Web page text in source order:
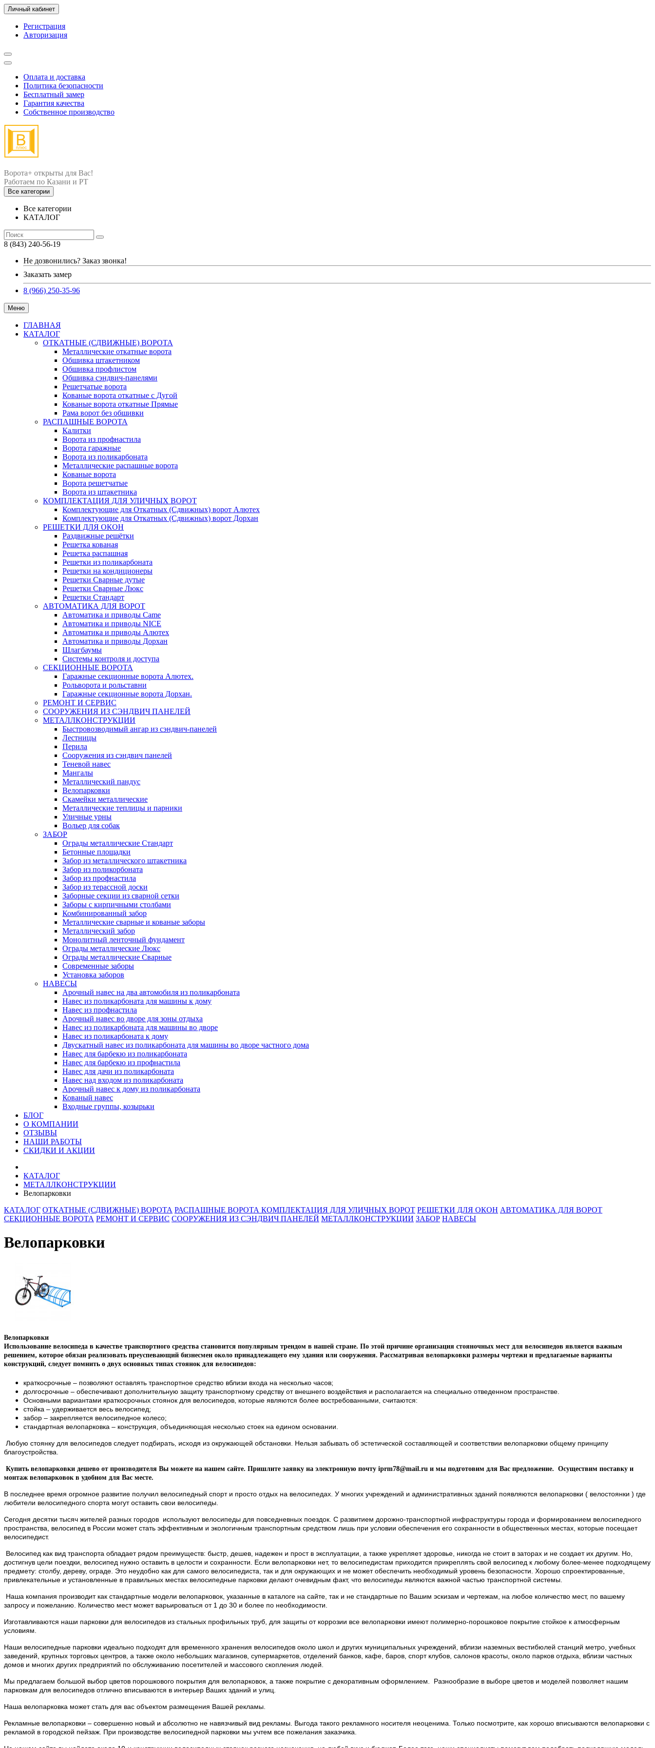
Личный кабинет
Регистрация
Авторизация
Оплата и доставка
Политика безопасности
Бесплатный замер
Гарантия качества
Собственное производство
Ворота+ открыты для Вас!
Все категории
Все категории
КАТАЛОГ
8 (843) 240-56-19
Не дозвонились? Заказ звонка!
Заказать замер
8 (966) 250-35-96
Меню
ГЛАВНАЯ
КАТАЛОГ
ОТКАТНЫЕ (СДВИЖНЫЕ) ВОРОТА
Металлические откатные ворота
Обшивка штакетником
Обшивка профлистом
Обшивка сэндвич-панелями
Решетчатые ворота
Кованые ворота откатные с Дугой
Кованые ворота откатные Прямые
Рама ворот без обшивки
РАСПАШНЫЕ ВОРОТА
Калитки
Ворота из профнастила
Ворота гаражные
Ворота из поликарбоната
Металлические распашные ворота
Кованые ворота
Ворота решетчатые
Ворота из штакетника
КОМПЛЕКТАЦИЯ ДЛЯ УЛИЧНЫХ ВОРОТ
Комплектующие для Откатных (Сдвижных) ворот Алютех
Комплектующие для Откатных (Сдвижных) ворот Дорхан
РЕШЕТКИ ДЛЯ ОКОН
Раздвижные решётки
Решетка кованая
Решетка распашная
Решетки из поликарбоната
Решетки на кондиционеры
Решетки Сварные дутые
Решетки Сварные Люкс
Решетки Стандарт
АВТОМАТИКА ДЛЯ ВОРОТ
Автоматика и приводы Came
Автоматика и приводы NICE
Автоматика и приводы Алютех
Автоматика и приводы Дорхан
Шлагбаумы
Системы контроля и доступа
СЕКЦИОННЫЕ ВОРОТА
Гаражные секционные ворота Алютех.
Рольворота и рольставни
Гаражные секционные ворота Дорхан.
РЕМОНТ И СЕРВИС
СООРУЖЕНИЯ ИЗ СЭНДВИЧ ПАНЕЛЕЙ
МЕТАЛЛКОНСТРУКЦИИ
Быстровозводимый ангар из сэндвич-панелей
Лестницы
Перила
Сооружения из сэндвич панелей
Теневой навес
Мангалы
Металлический пандус
Велопарковки
Скамейки металлические
Металлические теплицы и парники
Уличные урны
Вольер для собак
ЗАБОР
Ограды металлические Стандарт
Бетонные площадки
Забор из металлического штакетника
Забор из поликорбоната
Забор из профнастила
Забор из терассной доски
Заборные секции из сварной сетки
Заборы с кирпичными столбами
Комбинированный забор
Металлические сварные и кованые заборы
Металлический забор
Монолитный ленточный фундамент
Ограды металлические Люкс
Ограды металлические Сварные
Современные заборы
Установка заборов
НАВЕСЫ
Арочный навес на два автомобиля из поликарбоната
Навес из поликарбоната для машины к дому
Навес из профнастила
Арочный навес во дворе для зоны отдыха
Навес из поликарбоната для машины во дворе
Навес из поликарбоната к дому
Двускатный навес из поликарбоната для машины во дворе частного дома
Навес для барбекю из поликарбоната
Навес для барбекю из профнастила
Навес для дачи из поликарбоната
Навес над входом из поликарбоната
Арочный навес к дому из поликарбоната
Кованый навес
Входные группы, козырьки
БЛОГ
О КОМПАНИИ
ОТЗЫВЫ
НАШИ РАБОТЫ
СКИДКИ И АКЦИИ
КАТАЛОГ
МЕТАЛЛКОНСТРУКЦИИ
Велопарковки
КАТАЛОГ ОТКАТНЫЕ (СДВИЖНЫЕ) ВОРОТА РАСПАШНЫЕ ВОРОТА КОМПЛЕКТАЦИЯ ДЛЯ УЛИЧНЫХ ВОРОТ РЕШЕТКИ ДЛЯ ОКОН АВТОМАТИКА ДЛЯ ВОРОТ
СЕКЦИОННЫЕ ВОРОТА РЕМОНТ И СЕРВИС СООРУЖЕНИЯ ИЗ СЭНДВИЧ ПАНЕЛЕЙ МЕТАЛЛКОНСТРУКЦИИ ЗАБОР НАВЕСЫ
Велопарковки
Велопарковки
Использование велосипеда в качестве транспортного средства становится популярным трендом в нашей стране. По этой причине организация стояночных мест для велосипедов является важным
решением, которое обязан реализовать преуспевающий бизнесмен около принадлежащего ему здания или сооружения. Рассматривая велопарковки размеры чертежи и предлагаемые варианты
конструкций, следует помнить о двух основных типах стоянок для велосипедов:
краткосрочные – позволяют оставлять транспортное средство вблизи входа на несколько часов;
долгосрочные – обеспечивают дополнительную защиту транспортному средству от внешнего воздействия и располагается на специально отведенном пространстве.
Основными вариантами краткосрочных стоянок для велосипедов, которые являются более востребованными, считаются:
стойка – удерживается весь велосипед;
забор – закрепляется велосипедное колесо;
стандартная велопарковка – конструкция, объединяющая несколько стоек на едином основании.
Любую стоянку для велосипедов следует подбирать, исходя из окружающей обстановки. Нельзя забывать об эстетической составляющей и соответствии велопарковки общему принципу
благоустройства.
Купить велопарковки дешево от производителя Вы можете на нашем сайте. Пришлите заявку на электронную почту iprm78@mail.ru и мы подготовим для Вас предложение. Осуществим поставку и
монтаж велопарковок в удобном для Вас месте.
В последнее время огромное развитие получил велосипедный спорт и просто отдых на велосипедах. У многих учреждений и административных зданий появляются велопарковки ( велостоянки ) где
любители велосипедного спорта могут оставить свои велосипеды.
Сегодня десятки тысяч жителей разных городов используют велосипеды для повседневных поездок. С развитием дорожно-транспортной инфраструктуры города и формированием велосипедного
пространства, велосипед в России может стать эффективным и экологичным транспортным средством лишь при условии обеспечения его сохранности в общественных местах, которые посещает
велосипедист.
Велосипед как вид транспорта обладает рядом преимуществ: быстр, дешев, надежен и прост в эксплуатации, а также укрепляет здоровье, никогда не стоит в заторах и не создает их другим. Но,
достигнув цели поездки, велосипед нужно оставить в целости и сохранности. Если велопарковки нет, то велосипедистам приходится прикреплять свой велосипед к любому более-менее подходящему
предмету: столбу, дереву, ограде. Это неудобно как для самого велосипедиста, так и для окружающих и не может обеспечить необходимый уровень безопасности. Хорошо спроектированные,
привлекательные и установленные в правильных местах велосипедные парковки делают очевидным факт, что велосипеды являются важной частью транспортной системы.
Наша компания производит как стандартные модели велопарковок, указанные в каталоге на сайте, так и не стандартные по Вашим эскизам и чертежам, на любое количество мест, по вашему
запросу и пожеланию. Количество мест может варьироваться от 1 до 30 и более по необходимости.
Изготавливаются наши парковки для велосипедов из стальных профильных труб, для защиты от коррозии все велопарковки имеют полимерно-порошковое покрытие стойкое к атмосферным
условиям.
Наши велосипедные парковки идеально подходят для временного хранения велосипедов около школ и других муниципальных учреждений, вблизи наземных вестибюлей станций метро, учебных
заведений, крупных торговых центров, а также около небольших магазинов, супермаркетов, отделений банков, кафе, баров, спорт клубов, салонов красоты, около парков отдыха, вблизи частных
домов и многих других предприятий по обслуживанию посетителей и массового скопления людей.
Мы предлагаем большой выбор цветов порошкового покрытия для велопарковок, а также покрытие с декоративным оформлением.
Разнообразие в выборе цветов и моделей позволяет нашим
парковкам для велосипедов отлично вписываются в интерьер Ваших зданий и улиц.
Наша велопарковка может стать для вас объектом размещения Вашей рекламы.
Рекламные велопарковки – совершенно новый и абсолютно не навязчивый вид рекламы. Выгода такого рекламного носителя неоценима. Только посмотрите, как хорошо вписываются велопарковки с
рекламой в городской пейзаж. При производстве велосипедной парковки мы учтем все пожелания заказчика.